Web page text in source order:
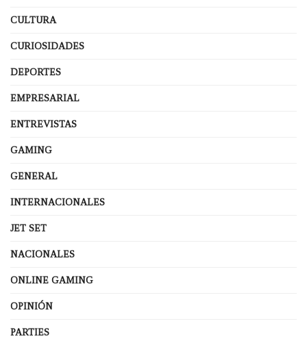
CULTURA
CURIOSIDADES
DEPORTES
EMPRESARIAL
ENTREVISTAS
GAMING
GENERAL
INTERNACIONALES
JET SET
NACIONALES
ONLINE GAMING
OPINIÓN
PARTIES